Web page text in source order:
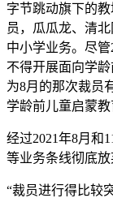
字节跳动旗下的
员，瓜瓜龙、清
中小学业务。尽管
不得开展面向学
为8月的那次裁员
学龄前儿童启蒙教
经过2021年8月和
等业务条线彻底
“裁员进行得比较